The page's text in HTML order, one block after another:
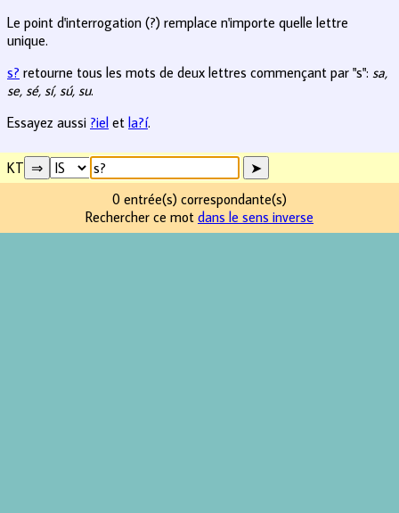
Le point d'interrogation (?) remplace n'importe quelle lettre
unique.
s? retourne tous les mots de deux lettres commençant par "s": sa,
se, sé, sí, sú, su.
Essayez aussi ?iel et la?í.
KT
0 entrée(s) correspondante(s)
Rechercher ce mot dans le sens inverse